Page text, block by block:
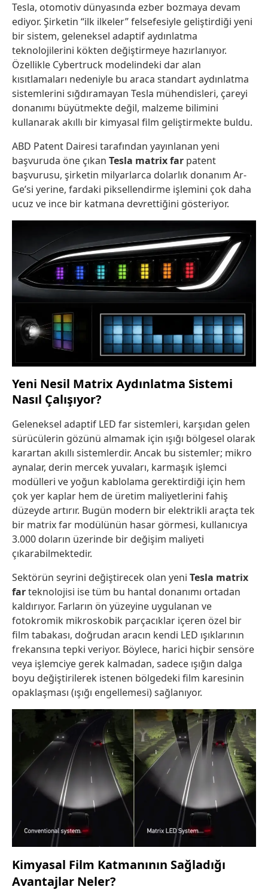
Tesla, otomotiv dünyasında ezber bozmaya devam
ediyor. Şirketin “ilk ilkeler” felsefesiyle geliştirdiği yeni
bir sistem, geleneksel adaptif aydınlatma
teknolojilerini kökten değiştirmeye hazırlanıyor.
Özellikle Cybertruck modelindeki dar alan
kısıtlamaları nedeniyle bu araca standart aydınlatma
sistemlerini sığdıramayan Tesla mühendisleri, çareyi
donanımı büyütmekte değil, malzeme bilimini
kullanarak akıllı bir kimyasal film geliştirmekte buldu.
ABD Patent Dairesi tarafından yayınlanan yeni
başvuruda öne çıkan Tesla matrix far patent
başvurusu, şirketin milyarlarca dolarlık donanım Ar-
Ge’si yerine, fardaki piksellendirme işlemini çok daha
ucuz ve ince bir katmana devrettiğini gösteriyor.
Yeni Nesil Matrix Aydınlatma Sistemi
Nasıl Çalışıyor?
Geleneksel adaptif LED far sistemleri, karşıdan gelen
sürücülerin gözünü almamak için ışığı bölgesel olarak
karartan akıllı sistemlerdir. Ancak bu sistemler; mikro
aynalar, derin mercek yuvaları, karmaşık işlemci
modülleri ve yoğun kablolama gerektirdiği için hem
çok yer kaplar hem de üretim maliyetlerini fahiş
düzeyde artırır. Bugün modern bir elektrikli araçta tek
bir matrix far modülünün hasar görmesi, kullanıcıya
3.000 doların üzerinde bir değişim maliyeti
çıkarabilmektedir.
Sektörün seyrini değiştirecek olan yeni Tesla matrix
farteknolojisi ise tüm bu hantal donanımı ortadan
kaldırıyor. Farların ön yüzeyine uygulanan ve
fotokromik mikroskobik parçacıklar içeren özel bir
film tabakası, doğrudan aracın kendi LED ışıklarının
frekansına tepki veriyor. Böylece, harici hiçbir sensöre
veya işlemciye gerek kalmadan, sadece ışığın dalga
boyu değiştirilerek istenen bölgedeki film karesinin
opaklaşması (ışığı engellemesi) sağlanıyor.
Kimyasal Film Katmanının Sağladığı
Avantajlar Neler?